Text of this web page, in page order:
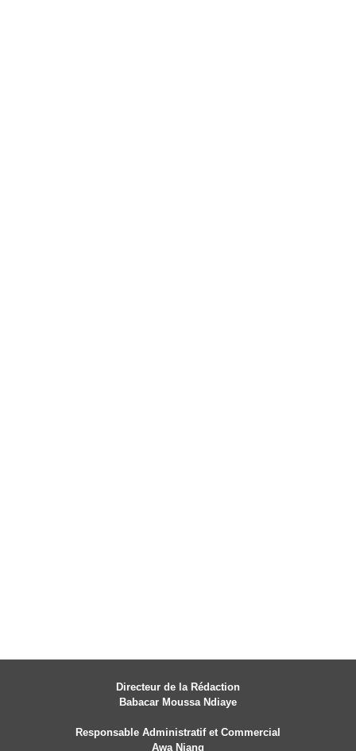
Directeur de la Rédaction
Babacar Moussa Ndiaye
Responsable Administratif et Commercial
Awa Niang